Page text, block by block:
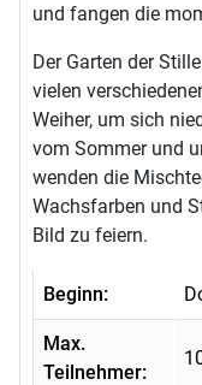
und fangen die
Der Garten der
vielen
Weiher, um sich
vom Sommer und
wenden die
Wachsfarben und
Bild zu feiern.
Beginn:
Max.
Teilnehmer: